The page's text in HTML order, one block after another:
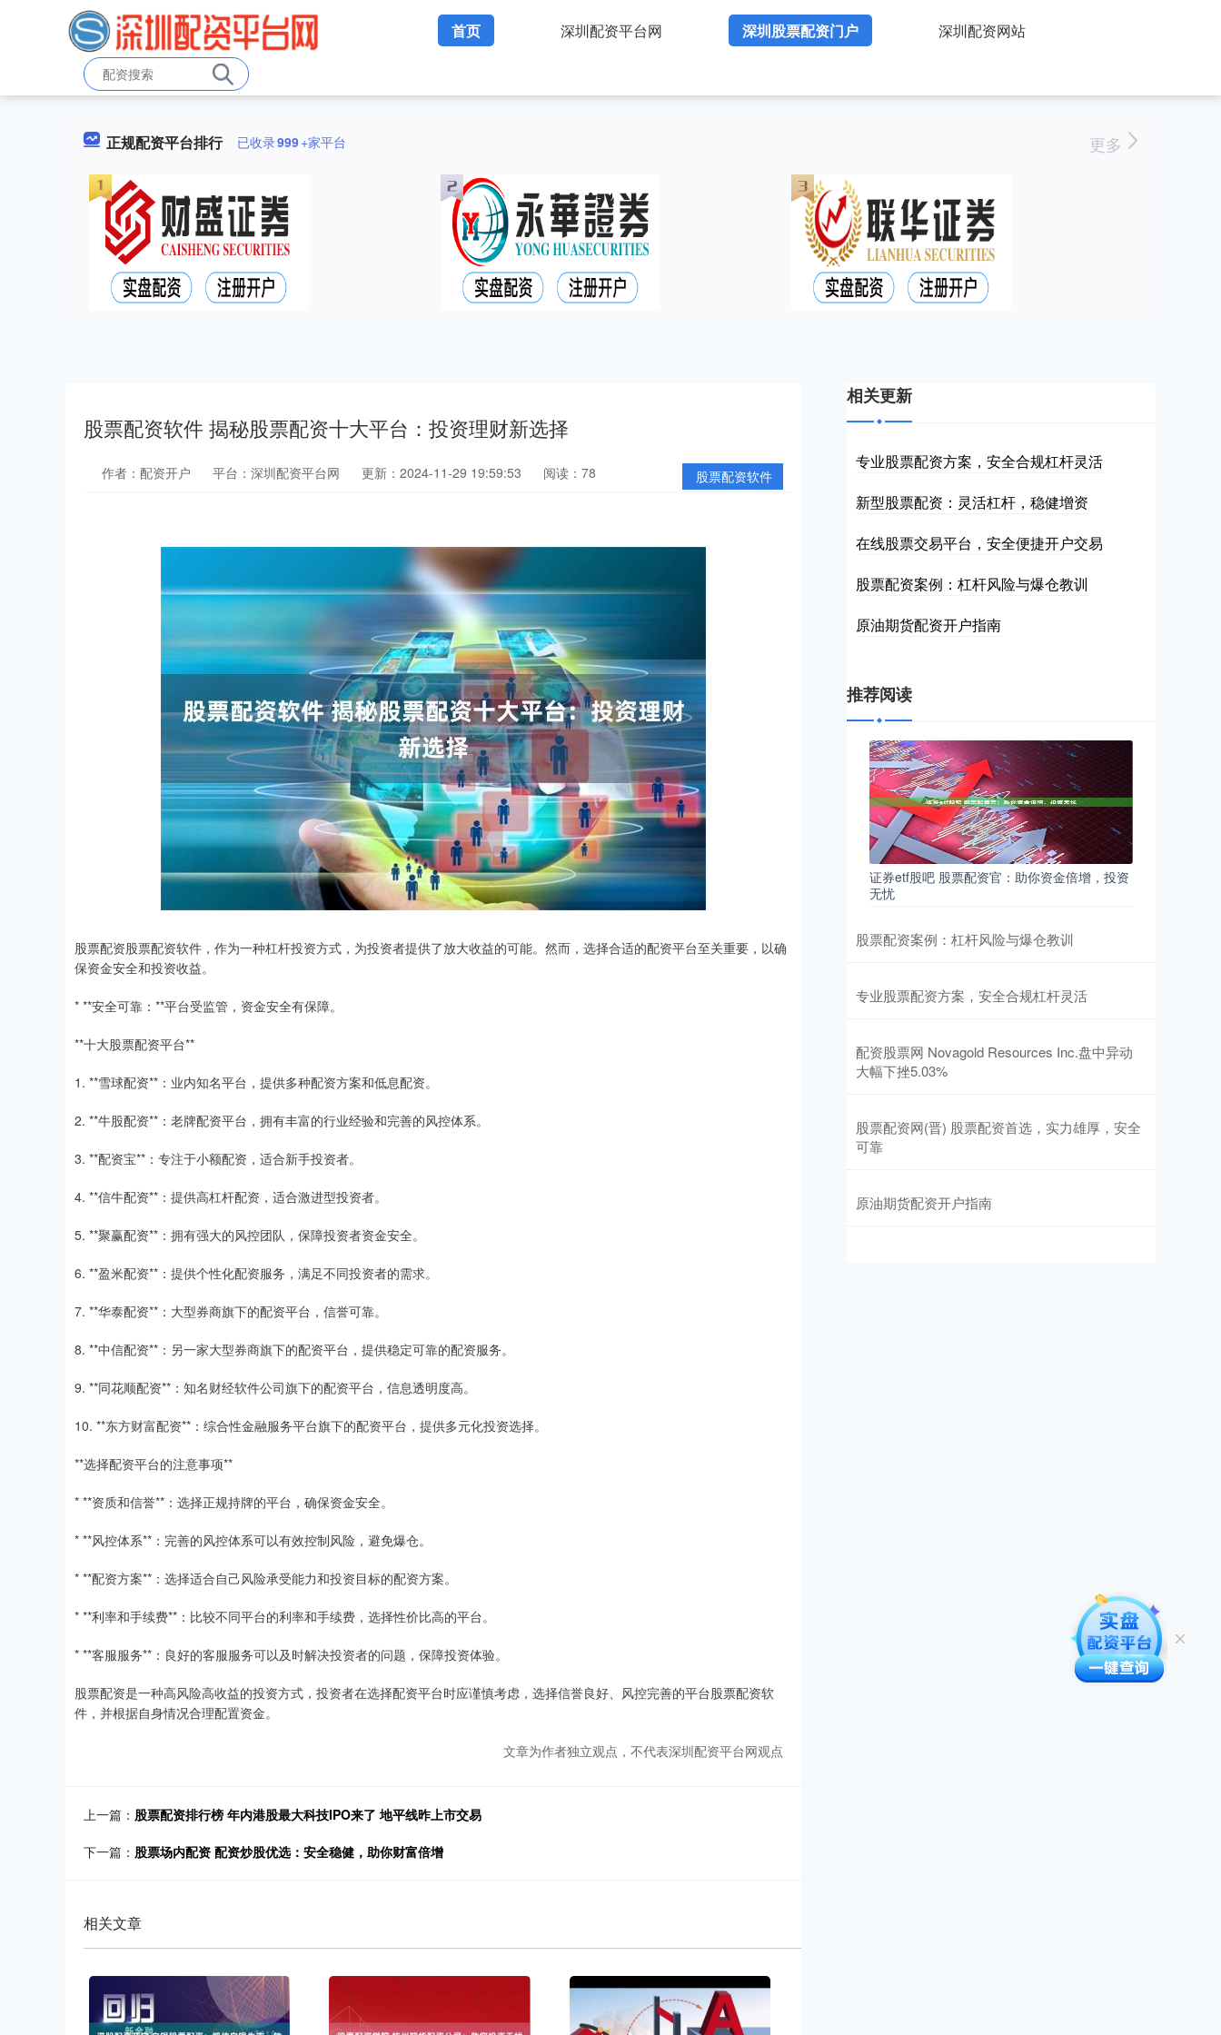
首页 深圳配资平台网 深圳股票配资门户 深圳配资网站
正规配资平台排行 已收录999+家平台 更多
股票配资软件 揭秘股票配资十大平台：投资理财新选择
股票配资软件
作者：配资开户 平台：深圳配资平台网 更新：2024-11-29 19:59:53 阅读：78
股票配资股票配资软件，作为一种杠杆投资方式，为投资者提供了放大收益的可能。然而，选择合适的配资平台至关重要，以确
保资金安全和投资收益。
* **安全可靠：**平台受监管，资金安全有保障。
**十大股票配资平台**
1. **雪球配资**：业内知名平台，提供多种配资方案和低息配资。
2. **牛股配资**：老牌配资平台，拥有丰富的行业经验和完善的风控体系。
3. **配资宝**：专注于小额配资，适合新手投资者。
4. **信牛配资**：提供高杠杆配资，适合激进型投资者。
5. **聚赢配资**：拥有强大的风控团队，保障投资者资金安全。
6. **盈米配资**：提供个性化配资服务，满足不同投资者的需求。
7. **华泰配资**：大型券商旗下的配资平台，信誉可靠。
8. **中信配资**：另一家大型券商旗下的配资平台，提供稳定可靠的配资服务。
9. **同花顺配资**：知名财经软件公司旗下的配资平台，信息透明度高。
10. **东方财富配资**：综合性金融服务平台旗下的配资平台，提供多元化投资选择。
**选择配资平台的注意事项**
* **资质和信誉**：选择正规持牌的平台，确保资金安全。
* **风控体系**：完善的风控体系可以有效控制风险，避免爆仓。
* **配资方案**：选择适合自己风险承受能力和投资目标的配资方案。
* **利率和手续费**：比较不同平台的利率和手续费，选择性价比高的平台。
* **客服服务**：良好的客服服务可以及时解决投资者的问题，保障投资体验。
股票配资是一种高风险高收益的投资方式，投资者在选择配资平台时应谨慎考虑，选择信誉良好、风控完善的平台股票配资软
件，并根据自身情况合理配置资金。
文章为作者独立观点，不代表深圳配资平台网观点
上一篇： 股票配资排行榜 年内港股最大科技IPO来了 地平线昨上市交易
下一篇： 股票场内配资 配资炒股优选：安全稳健，助你财富倍增
相关文章
相关更新
专业股票配资方案，安全合规杠杆灵活
新型股票配资：灵活杠杆，稳健增资
在线股票交易平台，安全便捷开户交易
股票配资案例：杠杆风险与爆仓教训
原油期货配资开户指南
推荐阅读
证券etf股吧 股票配资官：助你资金倍增，投资
无忧
股票配资案例：杠杆风险与爆仓教训
专业股票配资方案，安全合规杠杆灵活
配资股票网 Novagold Resources Inc.盘中异动
大幅下挫5.03%
股票配资网(晋) 股票配资首选，实力雄厚，安全
可靠
原油期货配资开户指南